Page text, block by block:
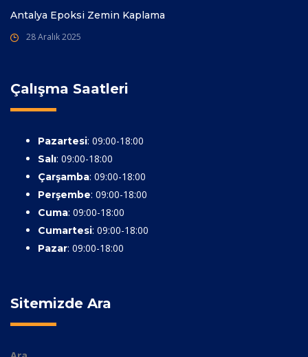
Antalya Epoksi Zemin Kaplama
28 Aralık 2025
Çalışma Saatleri
Pazartesi: 09:00-18:00
Salı: 09:00-18:00
Çarşamba: 09:00-18:00
Perşembe: 09:00-18:00
Cuma: 09:00-18:00
Cumartesi: 09:00-18:00
Pazar: 09:00-18:00
Sitemizde Ara